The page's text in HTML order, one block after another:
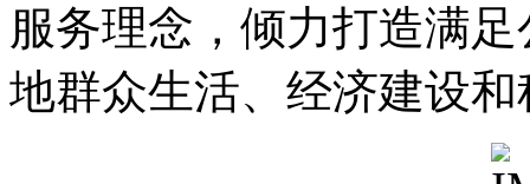
服务理念，倾力打造满
地群众生活、经济建设